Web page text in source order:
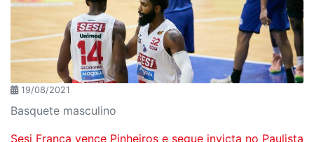
19/08/2021
Basquete masculino
Sesi Franca vence Pinheiros e segue invicta no Paulista